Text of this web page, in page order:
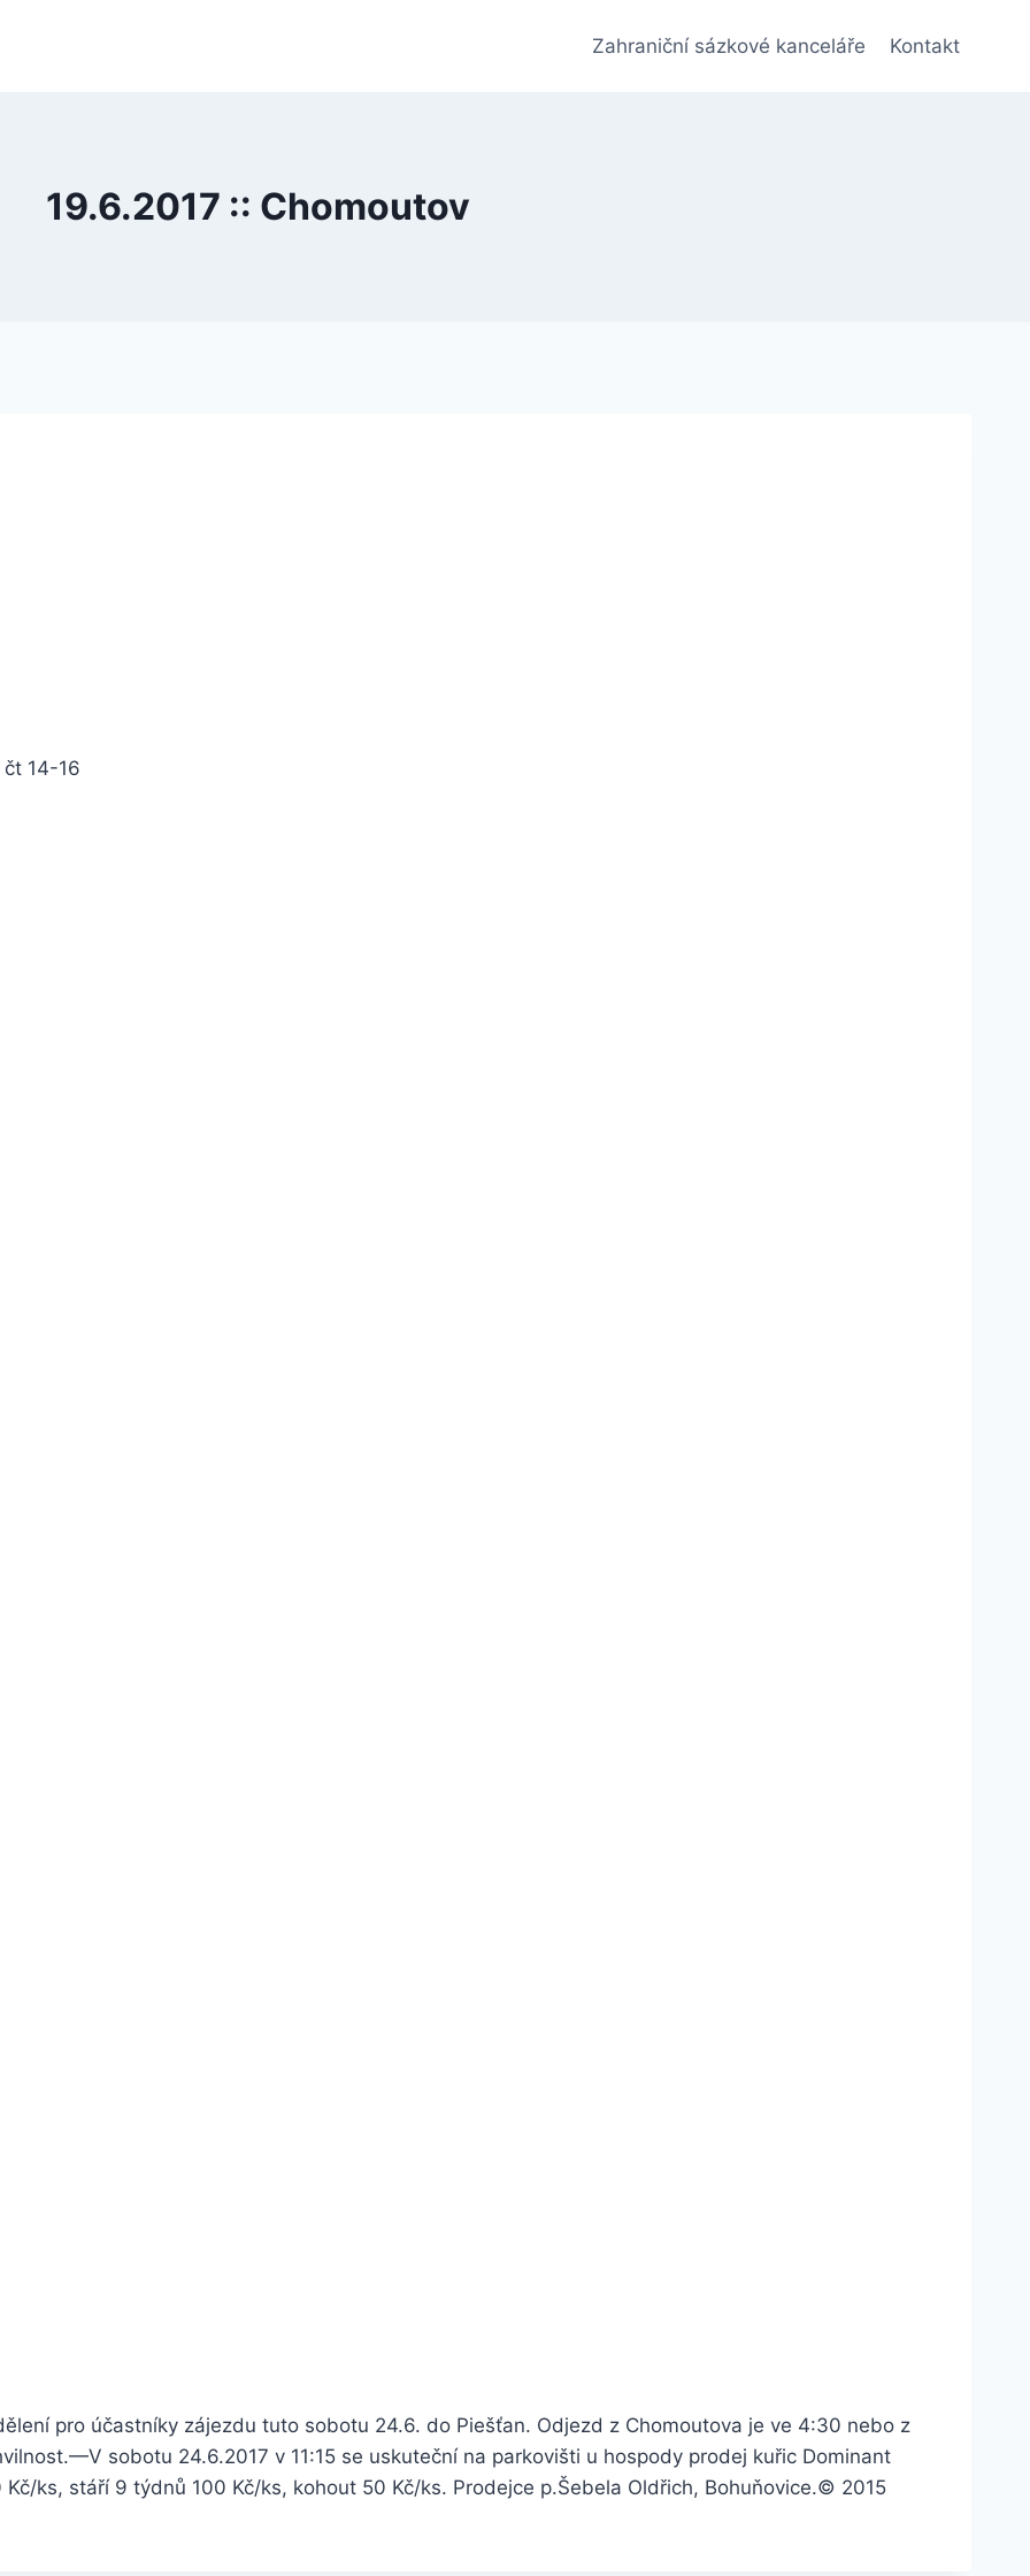
Zahraniční sázkové kanceláře Kontakt
19.6.2017 :: Chomoutov
14-16
pro účastníky zájezdu tuto sobotu 24.6. do Piešťan. Odjezd z Chomoutova je ve 4:30 nebo z
—V sobotu 24.6.2017 v 11:15 se uskuteční na parkovišti u hospody prodej kuřic Dominant
ks, stáří 9 týdnů 100 Kč/ks, kohout 50 Kč/ks. Prodejce p.Šebela Oldřich, Bohuňovice.© 2015